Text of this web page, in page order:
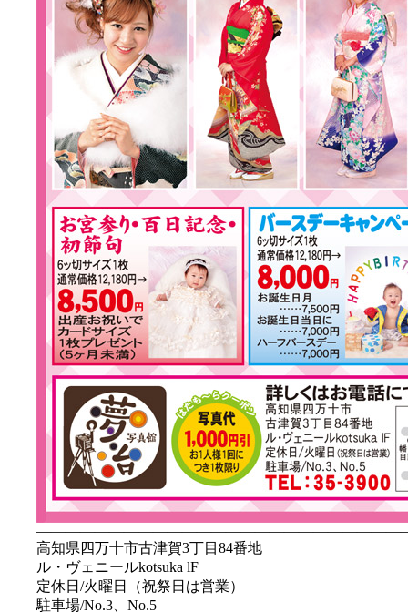
高知県四万十市古津賀3丁目84番地
ル・ヴェニールkotsuka lF
定休日/火曜日（祝祭日は営業）
駐車場/No.3、No.5